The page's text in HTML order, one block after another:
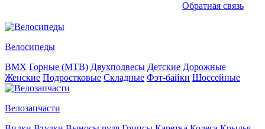
Обратная связь
Велосипеды
BMX Горные (MTB) Двухподвесы Детские Дорожные
Женские Подростковые Складные Фэт-байки Шоссейные
Велозапчасти